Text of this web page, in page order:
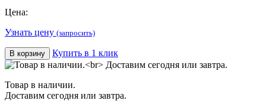
Цена:
Узнать цену (запросить)
В корзину Купить в 1 клик
Товар в наличии.
Доставим сегодня или завтра.